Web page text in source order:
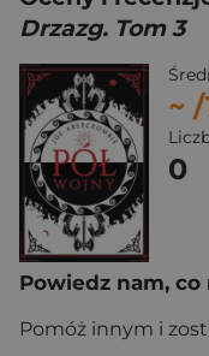
Drzazg. Tom 3
~ /
0
Powiedz nam, co
Pomóż innym i